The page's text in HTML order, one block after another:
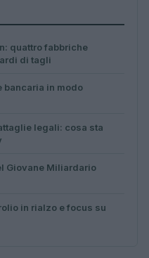
quattro fabbriche
di tagli
bancaria in modo
legali: cosa sta
Giovane Miliardario
in rialzo e focus su